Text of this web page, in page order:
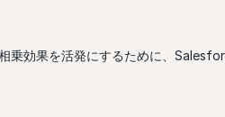
乗効果を活発にするために、